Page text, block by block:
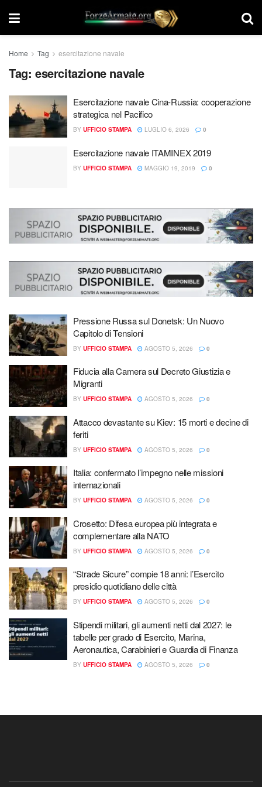
Home Tag esercitazione navale
Tag: esercitazione navale
Esercitazione navale Cina-Russia: cooperazione
strategica nel Pacifico
BY UFFICIO STAMPA LUGLIO 6, 2026 0
Esercitazione navale ITAMINEX 2019
BY UFFICIO STAMPA MAGGIO 19, 2019 0
Pressione Russa sul Donetsk: Un Nuovo
Capitolo di Tensioni
BY UFFICIO STAMPA AGOSTO 5, 2026 0
Fiducia alla Camera sul Decreto Giustizia e
Migranti
BY UFFICIO STAMPA AGOSTO 5, 2026 0
Attacco devastante su Kiev: 15 morti e decine di
feriti
BY UFFICIO STAMPA AGOSTO 5, 2026 0
Italia: confermato l’impegno nelle missioni
internazionali
BY UFFICIO STAMPA AGOSTO 5, 2026 0
Crosetto: Difesa europea più integrata e
complementare alla NATO
BY UFFICIO STAMPA AGOSTO 5, 2026 0
“Strade Sicure” compie 18 anni: l’Esercito
presidio quotidiano delle città
BY UFFICIO STAMPA AGOSTO 5, 2026 0
Stipendi militari, gli aumenti netti dal 2027: le
tabelle per grado di Esercito, Marina,
Aeronautica, Carabinieri e Guardia di Finanza
BY UFFICIO STAMPA AGOSTO 5, 2026 0